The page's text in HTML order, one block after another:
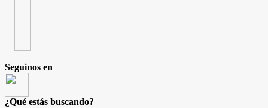
Seguinos en
¿Qué estás buscando?